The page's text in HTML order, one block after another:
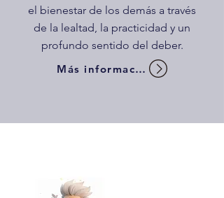
el bienestar de los demás a través
de la lealtad, la practicidad y un
profundo sentido del deber.
Más información